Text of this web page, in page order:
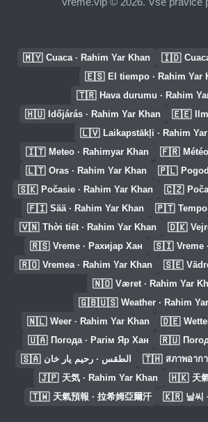
🇲🇾 Cuaca · Rahim Yar Khan 🇮🇩
🇪🇸 El tiempo · Rahim Yar
🇹🇷 Hava durumu · Rahim
🇭🇺 Időjárás · Rahim Yar Khan 🇪🇪
🇱🇻 Laikapstākļi · Rahim
🇮🇹 Meteo · Rahimyar Khan 🇫🇷
🇱🇹 Oras · Rahim Yar Khan 🇵🇱
🇸🇰 Počasie · Rahim Yar Khan 🇨🇿
🇫🇮 Sää · Rahim Yar Khan 🇵🇹
🇻🇳 Thời tiết · Rahim Yar Khan 🇩🇰
🇷🇸 Vreme · Рахијар Хан 🇸🇮 Vreme
🇷🇴 Vremea · Rahim Yar Khan 🇸🇪
🇳🇴 Været · Rahim Yar
🇬🇧🇺🇸 Weather · Rahim
🇳🇱 Weer · Rahim Yar Khan 🇩🇪
🇺🇦 Погода · Рагім Яр Хан 🇷🇺
🇸🇦 الطقس · رحيم يار خان 🇹🇭 สภาพอาก
🇯🇵 天気 · Rahim Yar Khan 🇭🇰 天
🇹🇼 天氣預報 · 拉希姆亞爾汗 🇰🇷 날씨